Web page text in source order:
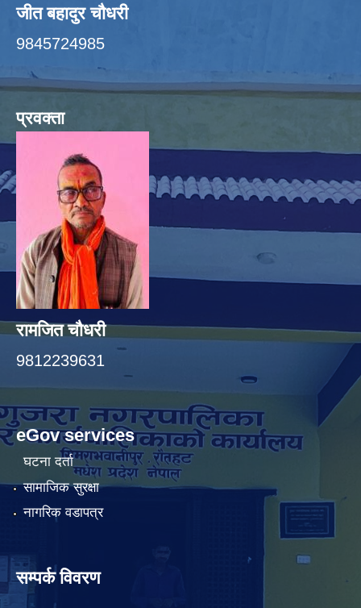
जीत बहादुर चाैधरी
9845724985
प्रवक्ता
रामजित चौधरी
9812239631
eGov services
घटना दर्ता
सामाजिक सुरक्षा
नागरिक वडापत्र
सम्पर्क विवरण